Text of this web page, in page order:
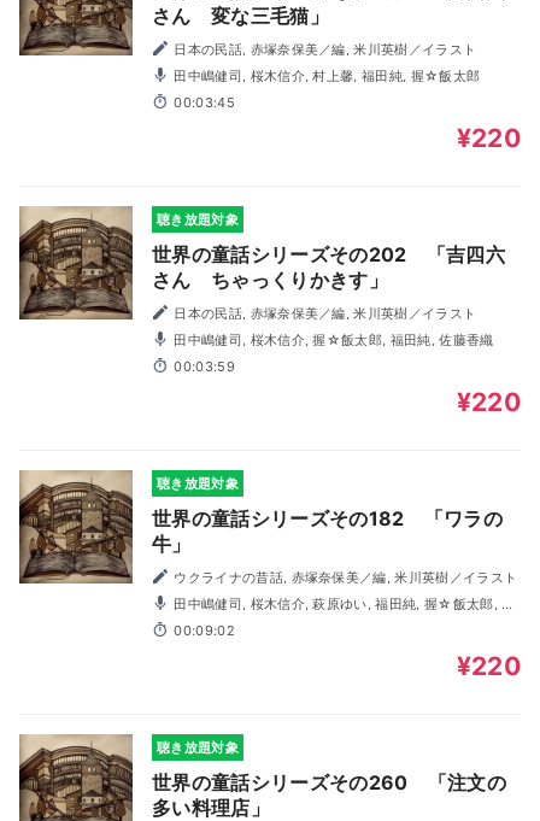
さん 変な三毛猫」
日本の民話, 赤塚奈保美／編, 米川英樹／イラスト
田中嶋健司, 桜木信介, 村上馨, 福田純, 握☆飯太郎
00:03:45
¥220
聴き放題対象
世界の童話シリーズその202 「吉四六
さん ちゃっくりかきす」
日本の民話, 赤塚奈保美／編, 米川英樹／イラスト
田中嶋健司, 桜木信介, 握☆飯太郎, 福田純, 佐藤香織
00:03:59
¥220
聴き放題対象
世界の童話シリーズその182 「ワラの
牛」
ウクライナの昔話, 赤塚奈保美／編, 米川英樹／イラスト
上馨
00:09:02
¥220
聴き放題対象
世界の童話シリーズその260 「注文の
多い料理店」